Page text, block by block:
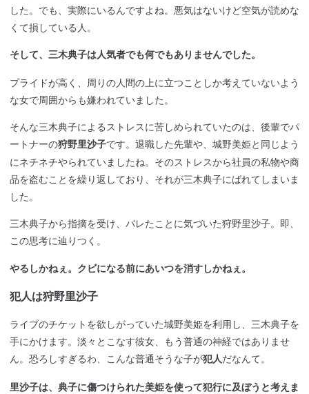
した。でも、実際にいるんですよね。悪気はないけど空気が読めな
くて損している人。
そして、三木典子は人気者でも何でもありませんでした。
プライドが高く、周りの人間の上に立つことしか考えていないよう
な女で周囲からも嫌われていました。
そんな三木典子によるストレスに苦しめられていたのは、後輩でパ
ートナーの狩野里沙子です。退職した先輩や、城野美姫と同じよう
にネチネチやられていましたね。そのストレスから社員の私物や商
品を盗むことを繰り返しており、それが三木典子にばれてしまいま
した。
三木典子から指摘を受け、バレたことに気づいた狩野里沙子。即、
この思考に辿りつく。
やるしかねぇ。クビになる前にあいつを消すしかねぇ。
犯人は狩野里沙子
ライブのチケットを欲しがっていた城野美姫を利用し、三木典子を
手にかけます。淡々とこなす彼女、もう普通の神経ではありませ
ん。恐ろしすぎるわ、こんな普通そうな子が犯人だなんて。
里沙子は、典子に傷つけられた美姫を使って犯行に及ぼうと考えま